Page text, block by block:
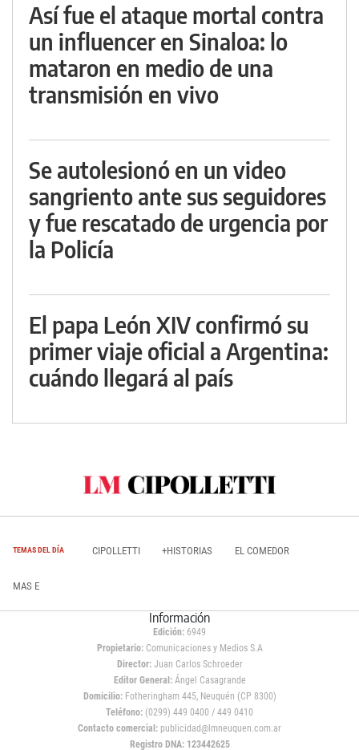
Así fue el ataque mortal contra
un influencer en Sinaloa: lo
mataron en medio de una
transmisión en vivo
Se autolesionó en un video
sangriento ante sus seguidores
y fue rescatado de urgencia por
la Policía
El papa León XIV confirmó su
primer viaje oficial a Argentina:
cuándo llegará al país
TEMAS DEL DÍA CIPOLLETTI +HISTORIAS EL COMEDOR
MAS E
Información
Edición: 6949
Propietario:Comunicaciones y Medios S.A
Director: Juan Carlos Schroeder
Editor General:Ángel Casagrande
Domicilio:Fotheringham 445, Neuquén (CP 8300)
Teléfono: (0299) 449 0400 / 449 0410
Contacto comercial: publicidad@lmneuquen.com.ar
Registro DNA: 123442625